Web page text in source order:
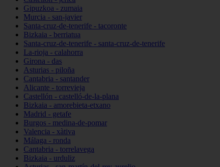
Gipuzkoa - zumaia
Murcia - san-javier
Santa-cruz-de-tenerife - tacoronte
Bizkaia - berriatua
Santa-cruz-de-tenerife - santa-cruz-de-tenerife
La-rioja - calahorra
Girona - das
Asturias - piloña
Cantabria - santander
Alicante - torrevieja
Castellón - castelló-de-la-plana
Bizkaia - amorebieta-etxano
Madrid - getafe
Burgos - medina-de-pomar
Valencia - xàtiva
Málaga - ronda
Cantabria - torrelavega
Bizkaia - urduliz